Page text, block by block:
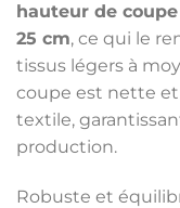
hauteur de
25 cm, ce qui le
tissus légers à
coupe est nette
textile,
production.
Robuste et